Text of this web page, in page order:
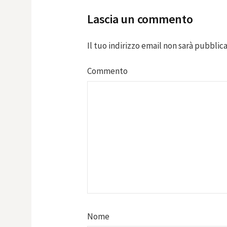
Lascia un commento
Il tuo indirizzo email non sarà
Commento
Nome